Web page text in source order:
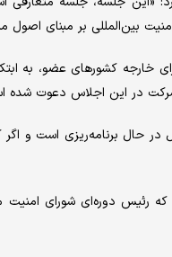
بین‌المللی بر مبنای
کشورهای عضو، به
شرکت در این اجلاس دعوت شده
حال برنامه‌ریزی است و